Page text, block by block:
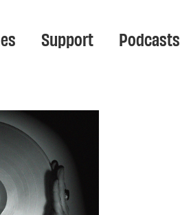
Support Podcasts